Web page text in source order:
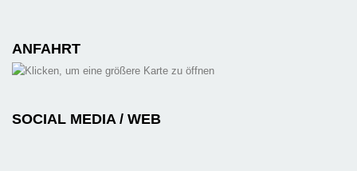
ANFAHRT
SOCIAL MEDIA / WEB